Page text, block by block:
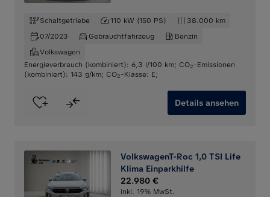
Schaltgetriebe 110 kW (150 PS)
38.000 km
07/2023
Gebrauchtfahrzeug
Benzin
Volkswagen
Energieverbrauch (kombiniert): 6,3 l/100 km; CO2-Emissionen
(kombiniert): 143 g/km; CO2-Klasse: E;
Details ansehen
VolkswagenT-Roc 1,0 TSI Life
Klima Einparkhilfe
22.980 €
inkl. 19% MwSt.